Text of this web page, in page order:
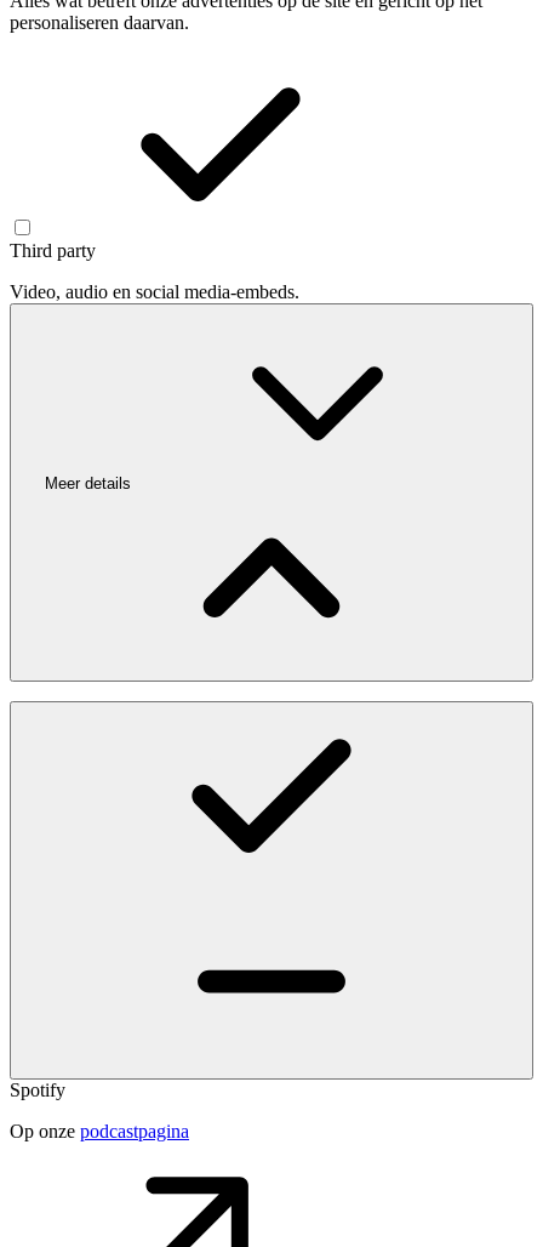
personaliseren daarvan.
Third party
Video, audio en social media-embeds.
Meer details
Spotify
Op onze podcastpagina